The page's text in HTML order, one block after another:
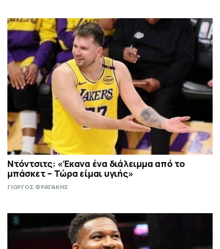
Ντόντσιτς: «Έκανα ένα διάλειμμα από το
μπάσκετ – Τώρα είμαι υγιής»
ΓΙΩΡΓΟΣ ΦΡΑΓΑΚΗΣ